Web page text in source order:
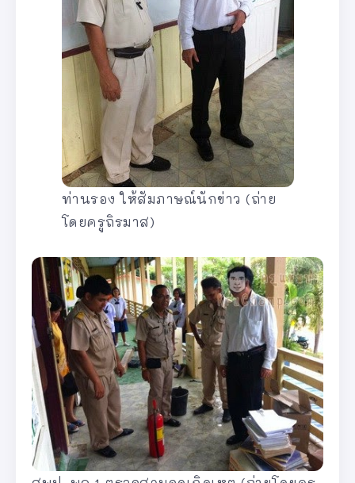
ท่านรอง ให้สัมภาษณ์นักข่าว (ถ่าย
โดยครูถิรมาส)